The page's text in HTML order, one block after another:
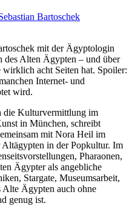
Bartoschek
mit der Ägyptologin
des Alten Ägypten – und über
acht Seiten hat. Spoiler:
Internet- und
wird.
die Kulturvermittlung im
in München, schreibt
mit Nora Heil im
in der Popkultur. Im
Pharaonen,
Ägypter als angebliche
Stargate, Museumsarbeit,
Ägypten auch ohne
genug ist.